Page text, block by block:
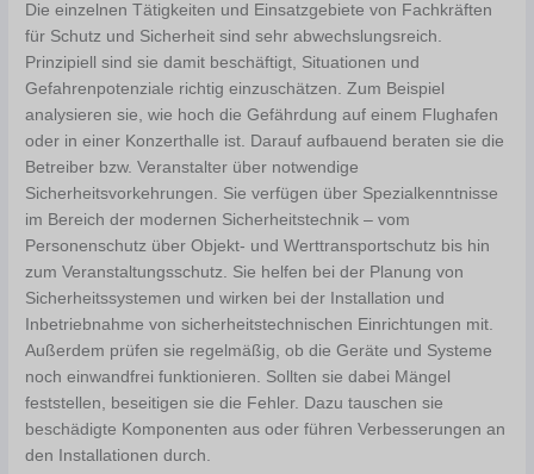
Die einzelnen Tätigkeiten und Einsatzgebiete von Fachkräften
für Schutz und Sicherheit sind sehr abwechslungsreich.
Prinzipiell sind sie damit beschäftigt, Situationen und
Gefahrenpotenziale richtig einzuschätzen. Zum Beispiel
analysieren sie, wie hoch die Gefährdung auf einem Flughafen
oder in einer Konzerthalle ist. Darauf aufbauend beraten sie die
Betreiber bzw. Veranstalter über notwendige
Sicherheitsvorkehrungen. Sie verfügen über Spezialkenntnisse
im Bereich der modernen Sicherheitstechnik – vom
Personenschutz über Objekt- und Werttransportschutz bis hin
zum Veranstaltungsschutz. Sie helfen bei der Planung von
Sicherheitssystemen und wirken bei der Installation und
Inbetriebnahme von sicherheitstechnischen Einrichtungen mit.
Außerdem prüfen sie regelmäßig, ob die Geräte und Systeme
noch einwandfrei funktionieren. Sollten sie dabei Mängel
feststellen, beseitigen sie die Fehler. Dazu tauschen sie
beschädigte Komponenten aus oder führen Verbesserungen an
den Installationen durch.